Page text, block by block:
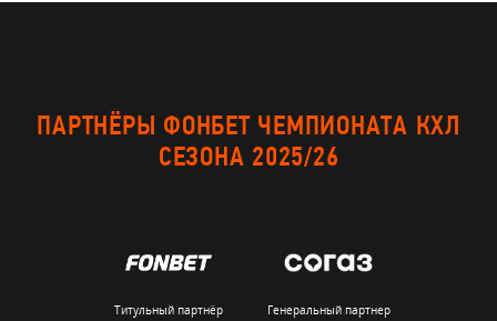
ПАРТНЁРЫ ФОНБЕТ ЧЕМПИОНАТА КХЛ
СЕЗОНА 2025/26
Титульный партнёр Генеральный партнер